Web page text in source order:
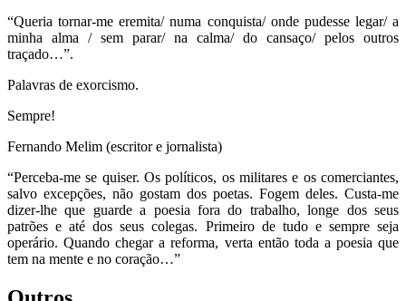
“Queria tornar-me eremita/ numa conquista/ onde pudesse legar/ a
minha alma / sem parar/ na calma/ do cansaço/ pelos outros
traçado…”.
Palavras de exorcismo.
Sempre!
Fernando Melim (escritor e jornalista)
“Perceba-me se quiser. Os políticos, os militares e os comerciantes,
salvo excepções, não gostam dos poetas. Fogem deles. Custa-me
dizer-lhe que guarde a poesia fora do trabalho, longe dos seus
patrões e até dos seus colegas. Primeiro de tudo e sempre seja
operário. Quando chegar a reforma, verta então toda a poesia que
tem na mente e no coração…”